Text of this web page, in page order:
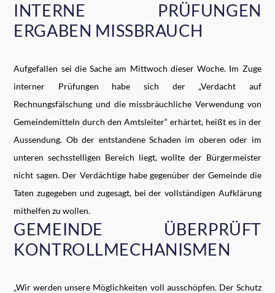
INTERNE PRÜFUNGEN
ERGABEN MISSBRAUCH
Aufgefallen sei die Sache am Mittwoch dieser Woche. Im Zuge
interner Prüfungen habe sich der „Verdacht auf
Rechnungsfälschung und die missbräuchliche Verwendung von
Gemeindemitteln durch den Amtsleiter“ erhärtet, heißt es in der
Aussendung. Ob der entstandene Schaden im oberen oder im
unteren sechsstelligen Bereich liegt, wollte der Bürgermeister
nicht sagen. Der Verdächtige habe gegenüber der Gemeinde die
Taten zugegeben und zugesagt, bei der vollständigen Aufklärung
mithelfen zu wollen.
GEMEINDE ÜBERPRÜFT
KONTROLLMECHANISMEN
„Wir werden unsere Möglichkeiten voll ausschöpfen. Der Schutz